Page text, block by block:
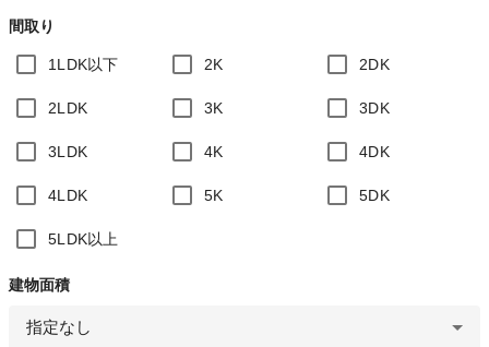
間取り
1LDK以下 2K 2DK
2LDK 3K 3DK
3LDK 4K 4DK
4LDK 5K 5DK
5LDK以上
建物面積
指定なし